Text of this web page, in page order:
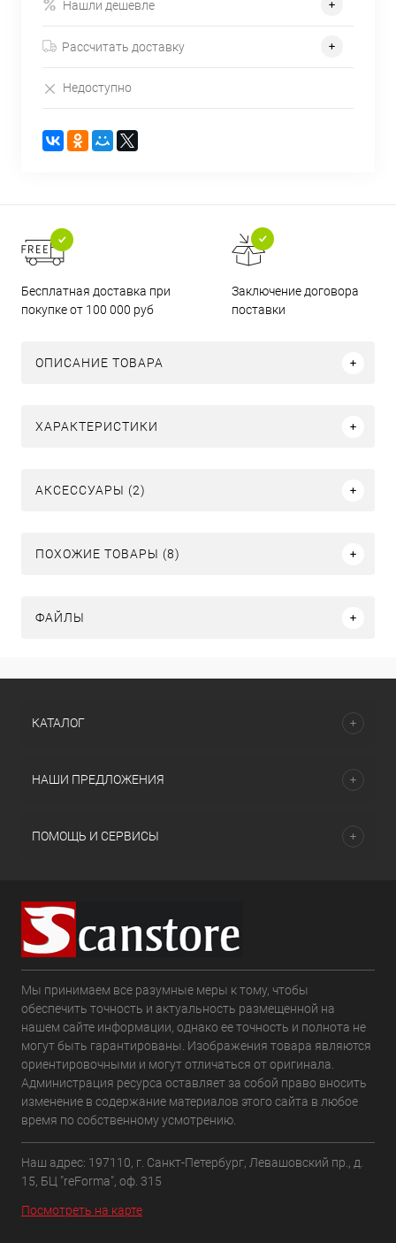
Нашли дешевле
Рассчитать доставку
Недоступно
Бесплатная доставка при
покупке от 100 000 руб
Заключение договора
поставки
ОПИСАНИЕ ТОВАРА
ХАРАКТЕРИСТИКИ
АКСЕССУАРЫ (2)
ПОХОЖИЕ ТОВАРЫ (8)
ФАЙЛЫ
КАТАЛОГ
НАШИ ПРЕДЛОЖЕНИЯ
ПОМОЩЬ И СЕРВИСЫ
Мы принимаем все разумные меры к тому, чтобы
обеспечить точность и актуальность размещенной на
нашем сайте информации, однако ее точность и полнота не
могут быть гарантированы. Изображения товара являются
ориентировочными и могут отличаться от оригинала.
Администрация ресурса оставляет за собой право вносить
изменение в содержание материалов этого сайта в любое
время по собственному усмотрению.
Наш адрес: 197110, г. Санкт-Петербург, Левашовский пр., д.
15, БЦ "reForma", оф. 315
Посмотреть на карте